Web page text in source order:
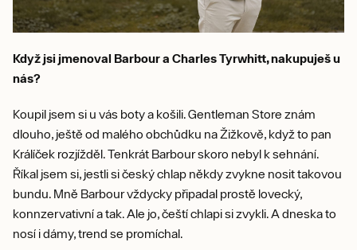
Když jsi jmenoval Barbour a Charles Tyrwhitt, nakupuješ u
nás?
Koupil jsem si u vás boty a košili. Gentleman Store znám
dlouho, ještě od malého obchůdku na Žižkově, když to pan
Králíček rozjížděl. Tenkrát Barbour skoro nebyl k sehnání.
Říkal jsem si, jestli si český chlap někdy zvykne nosit takovou
bundu. Mně Barbour vždycky připadal prostě lovecký,
konnzervativní a tak. Ale jo, čeští chlapi si zvykli. A dneska to
nosí i dámy, trend se promíchal.